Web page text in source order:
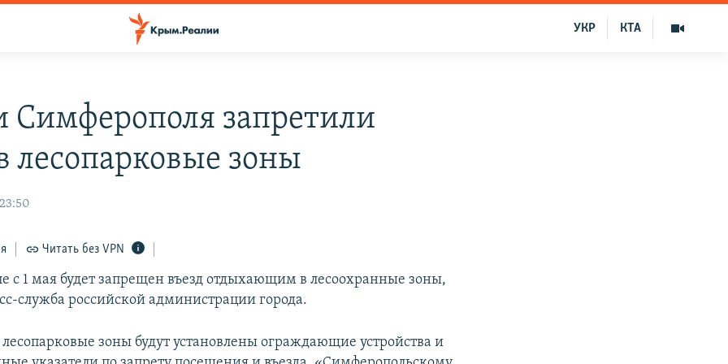
КТА
УКР
Симферополя запретили
лесопарковые зоны
Читать без VPN
с 1 мая будет запрещен въезд отдыхающим в лесоохранные зоны,
служба российской администрации города.
лесопарковые зоны будут установлены ограждающие устройства и